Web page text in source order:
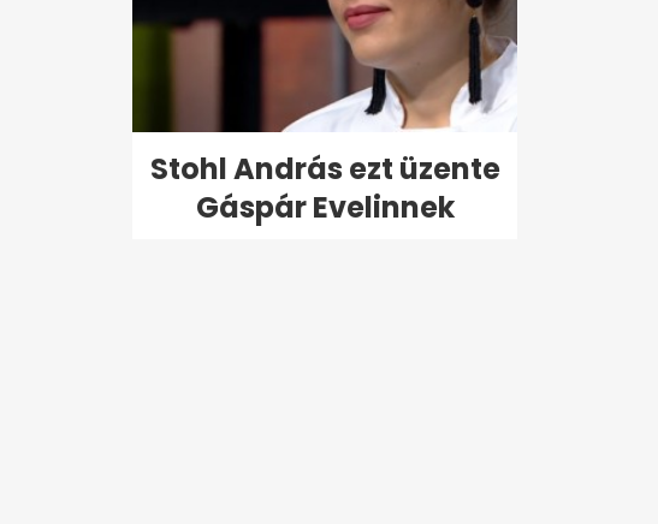
Stohl András ezt üzente
Gáspár Evelinnek